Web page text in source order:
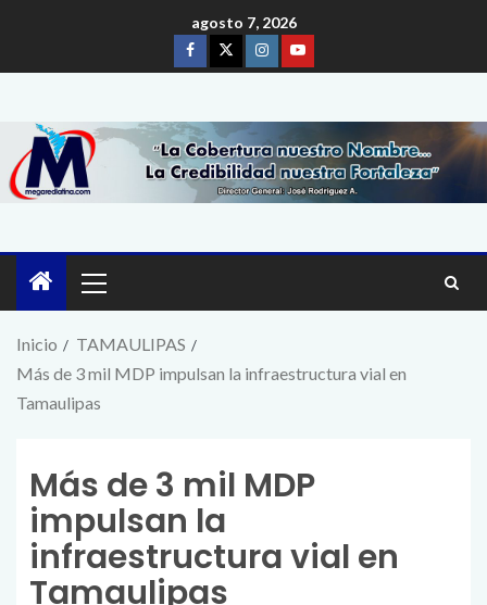
agosto 7, 2026
Inicio
TAMAULIPAS
Más de 3 mil MDP impulsan la infraestructura vial en
Tamaulipas
Más de 3 mil MDP
impulsan la
infraestructura vial en
Tamaulipas